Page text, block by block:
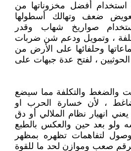
أفضل مخزوناتها من
ضعف وتهالك أسطولها
صواريخ شهاب وقدر
، وتمويل ودعم شن ضربات
وحلفائها على الأرض من
، لفتح عدة جبهات على
والضغط والتكلفة مما سيضع
، لأن خسارة الحرب او
انهيار نظام الملالي أو دق
ولو بعد حين والعكس بالطبع
لتفاهمات تظهره بمظهر
صعب وموازن لحد ما للقوة